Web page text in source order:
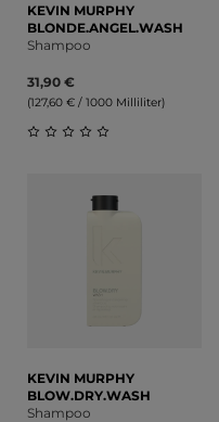
KEVIN MURPHY
BLONDE.ANGEL.WASH
Shampoo
31,90 €
(127,60 € / 1000 Milliliter)
KEVIN MURPHY
BLOW.DRY.WASH
Shampoo